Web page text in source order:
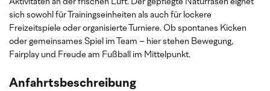
Aktivitäten an der frischen Luft. Der gepflegte Naturrasen eignet
sich sowohl für Trainingseinheiten als auch für lockere
Freizeitspiele oder organisierte Turniere. Ob spontanes Kicken
oder gemeinsames Spiel im Team – hier stehen Bewegung,
Fairplay und Freude am Fußball im Mittelpunkt.
Anfahrtsbeschreibung